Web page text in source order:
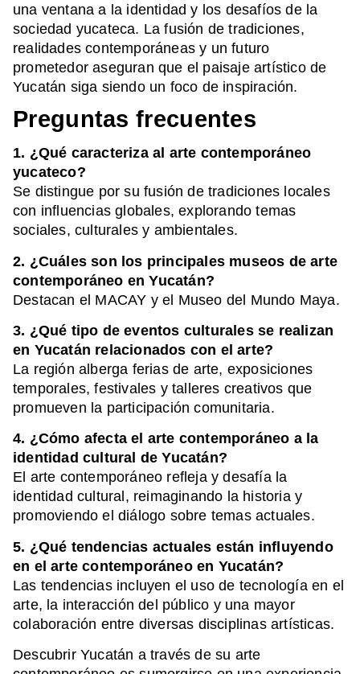
una ventana a la identidad y los desafíos de la
sociedad yucateca. La fusión de tradiciones,
realidades contemporáneas y un futuro
prometedor aseguran que el paisaje artístico de
Yucatán siga siendo un foco de inspiración.
Preguntas frecuentes
1. ¿Qué caracteriza al arte contemporáneo
yucateco?
Se distingue por su fusión de tradiciones locales
con influencias globales, explorando temas
sociales, culturales y ambientales.
2. ¿Cuáles son los principales museos de arte
contemporáneo en Yucatán?
Destacan el MACAY y el Museo del Mundo Maya.
3. ¿Qué tipo de eventos culturales se realizan
en Yucatán relacionados con el arte?
La región alberga ferias de arte, exposiciones
temporales, festivales y talleres creativos que
promueven la participación comunitaria.
4. ¿Cómo afecta el arte contemporáneo a la
identidad cultural de Yucatán?
El arte contemporáneo refleja y desafía la
identidad cultural, reimaginando la historia y
promoviendo el diálogo sobre temas actuales.
5. ¿Qué tendencias actuales están influyendo
en el arte contemporáneo en Yucatán?
Las tendencias incluyen el uso de tecnología en el
arte, la interacción del público y una mayor
colaboración entre diversas disciplinas artísticas.
Descubrir Yucatán a través de su arte